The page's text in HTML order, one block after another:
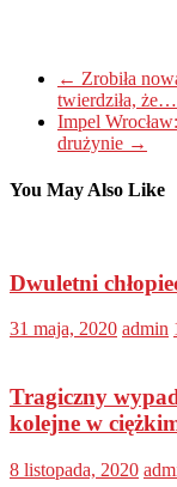
← Zrobiła
twierdziła, że…
Impel
drużynie →
You May Also Like
Dwuletni
31 maja, 2020 admin
Tragiczny
kolejne w
8 listopada, 2020